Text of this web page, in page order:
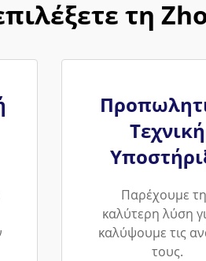
τη
Τεχνική
Παρέχουμε
καλύτερη λύση
καλύψουμε τις
τους.